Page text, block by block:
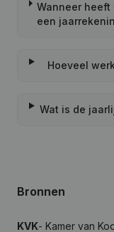
Wanneer
een
Hoeveel
Wat is de
Bronnen
KVK- Kamer van